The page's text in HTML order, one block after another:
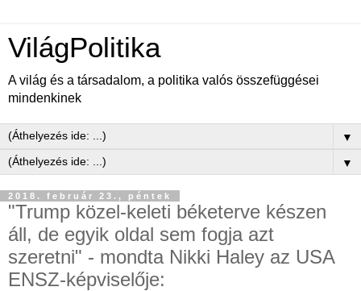
VilágPolitika
A világ és a társadalom, a politika valós összefüggései
mindenkinek
▼
▼
2018. február 23., péntek
"Trump közel-keleti béketerve készen
áll, de egyik oldal sem fogja azt
szeretni" - mondta Nikki Haley az USA
ENSZ-képviselője: